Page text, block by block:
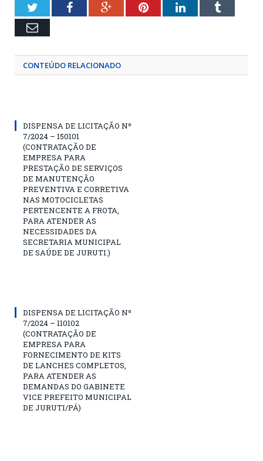
TwitterFacebookGoogle+PinterestLinkedInTumblr
Email
CONTEÚDO RELACIONADO
DISPENSA DE LICITAÇÃO Nº
7/2024 – 150101
(CONTRATAÇÃO DE
EMPRESA PARA
PRESTAÇÃO DE SERVIÇOS
DE MANUTENÇÃO
PREVENTIVA E CORRETIVA
NAS MOTOCICLETAS
PERTENCENTE A FROTA,
PARA ATENDER AS
NECESSIDADES DA
SECRETARIA MUNICIPAL
DE SAÚDE DE JURUTI.)
DISPENSA DE LICITAÇÃO Nº
7/2024 – 110102
(CONTRATAÇÃO DE
EMPRESA PARA
FORNECIMENTO DE KITS
DE LANCHES COMPLETOS,
PARA ATENDER AS
DEMANDAS DO GABINETE
VICE PREFEITO MUNICIPAL
DE JURUTI/PÁ)